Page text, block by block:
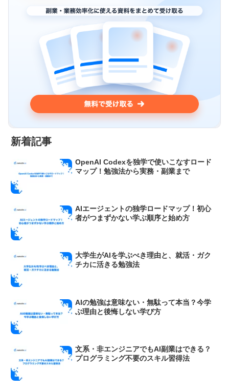
新着記事
OpenAI Codexを独学で使いこなすロード
マップ！勉強法から実務・副業まで
AIエージェントの独学ロードマップ！初心
者がつまずかない学ぶ順序と始め方
大学生がAIを学ぶべき理由と、就活・ガク
チカに活きる勉強法
AIの勉強は意味ない・無駄って本当？今学
ぶ理由と後悔しない学び方
文系・非エンジニアでもAI副業はできる？
プログラミング不要のスキル習得法